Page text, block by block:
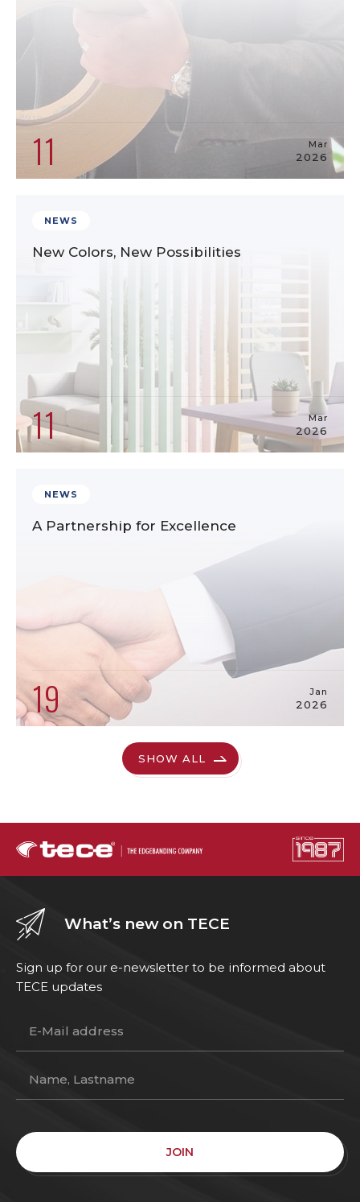
11 Mar
2026
NEWS
New Colors, New Possibilities
11 Mar
2026
NEWS
A Partnership for Excellence
19 Jan
2026
SHOW ALL
What’s new on TECE
Sign up for our e-newsletter to be informed about
TECE updates
JOIN